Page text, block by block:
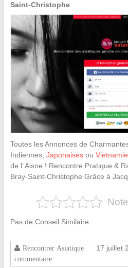
Saint-Christophe
Toutes les Annonces de
Indiennes, Japonaisesou
de l’ Aisne ! Rencontre Pratique &
Bray-Saint-Christophe Grâce à
Pas de Conseil Similaire.
Rencontrer Asiatique 17 juillet
commentaire